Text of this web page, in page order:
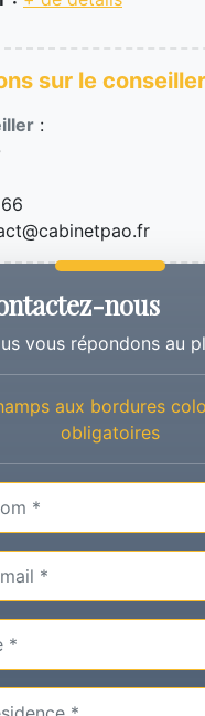
sur le conseiller
:
nous
vous répondons au
aux bordures
obligatoires